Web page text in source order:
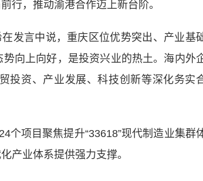
行，推动渝港合作迈上新台阶。
发言中说，重庆区位优势突出、产业基
向上向好，是投资兴业的热土。海内外
投资、产业发展、科技创新等深化务实
项目聚焦提升“33618”现代制造业集群
产业体系提供强力支撑。